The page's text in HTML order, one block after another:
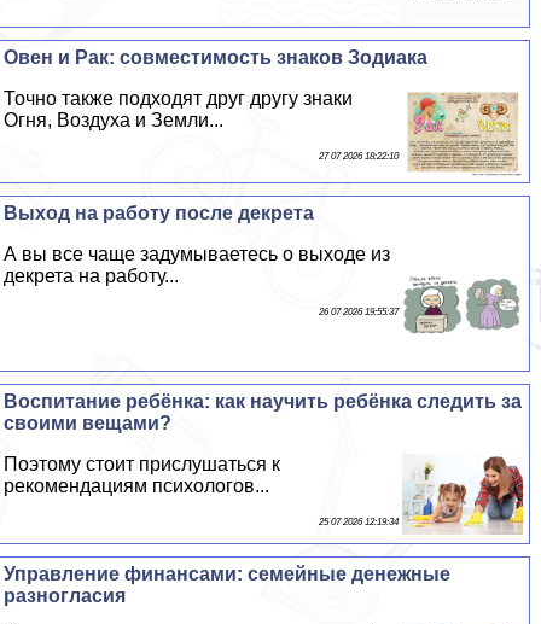
Овен и Paк: совместимость знаков Зодиака
Точно также подходят друг другу знаки
Огня, Воздуха и Земли...
27 07 2026 18:22:10
Выход на работу после декрета
А вы все чаще задумываетесь о выходе из
декрета на работу...
26 07 2026 19:55:37
Воспитание ребёнка: как научить ребёнка следить за
своими вещами?
Поэтому стоит прислушаться к
рекомендациям психологов...
25 07 2026 12:19:34
Управление финансами: семейные денежные
разногласия